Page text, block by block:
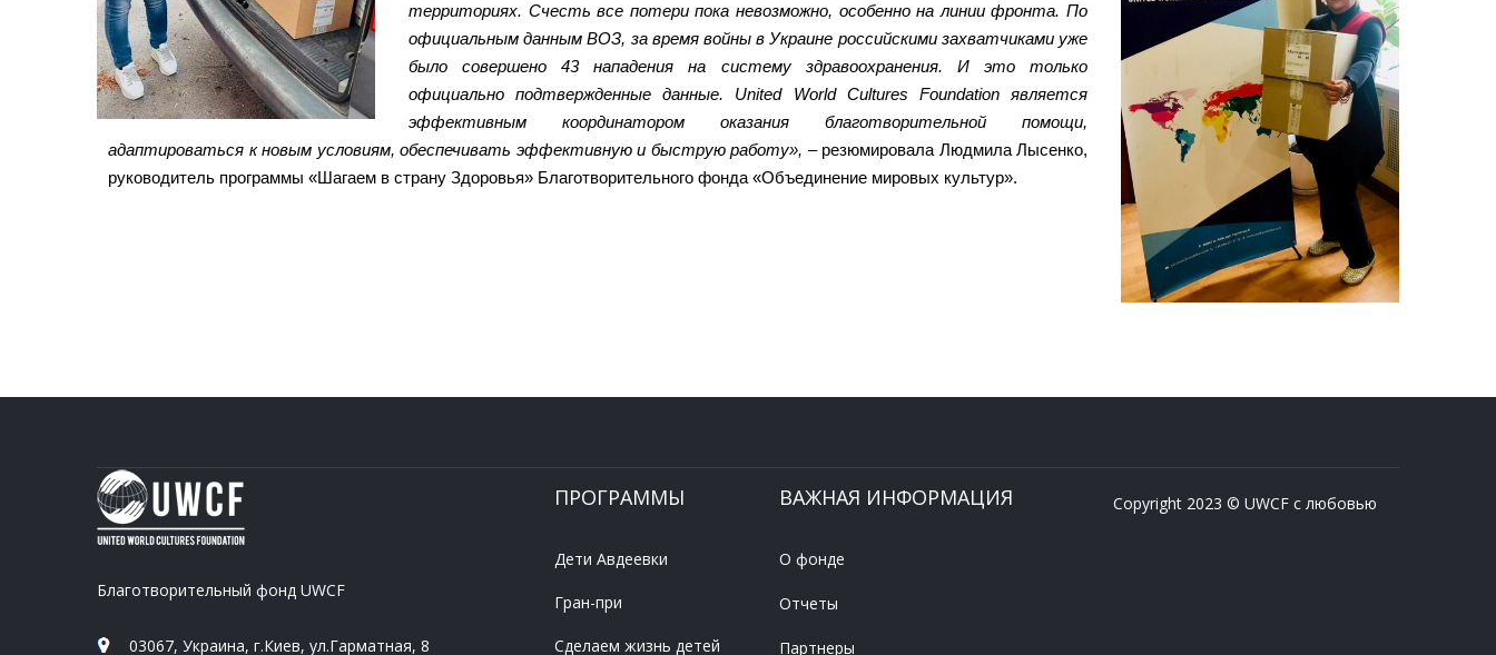
территориях. Счесть все потери пока невозможно, особенно на линии фронта. По
официальным данным ВОЗ, за время войны в Украине российскими захватчиками уже
было совершено 43 нападения на систему здравоохранения. И это только
официально подтвержденные данные. United World Cultures Foundation является
эффективным координатором оказания благотворительной помощи,
адаптироваться к новым условиям, обеспечивать эффективную и быструю работу», – резюмировала Людмила Лысенко,
руководитель программы «Шагаем в страну Здоровья» Благотворительного фонда «Объединение мировых культур».
Благотворительный фонд UWCF
03067, Украина, г.Киев, ул.Гарматная, 8
ПРОГРАММЫ
Дети Авдеевки
Гран-при
Сделаем жизнь детей
ВАЖНАЯ ИНФОРМАЦИЯ
О фонде
Отчеты
Партнеры
Copyright 2023 © UWCF с любовью